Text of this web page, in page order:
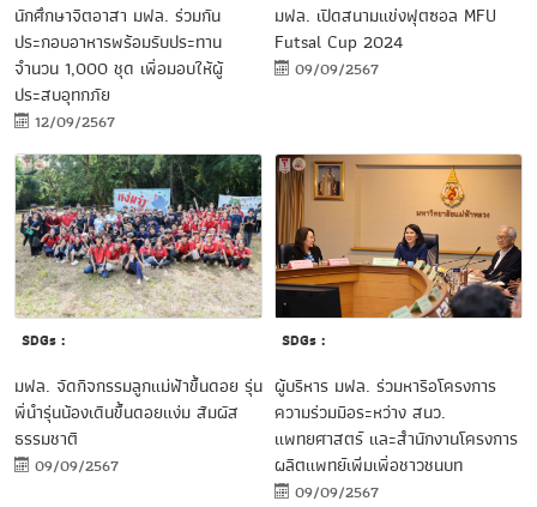
นักศึกษาจิตอาสา มฟล. ร่วมกัน
ประกอบอาหารพร้อมรับประทาน
จำนวน 1,000 ชุด เพื่อมอบให้ผู้
ประสบอุทกภัย
12/09/2567
มฟล. เปิดสนามแข่งฟุตซอล MFU
Futsal Cup 2024
09/09/2567
SDGs :
มฟล. จัดกิจกรรมลูกแม่ฟ้าขึ้นดอย รุ่น
พี่นำรุ่นน้องเดินขึ้นดอยแง่ม สัมผัส
ธรรมชาติ
09/09/2567
SDGs :
ผู้บริหาร มฟล. ร่วมหารือโครงการ
ความร่วมมือระหว่าง สนว.
แพทยศาสตร์ และสำนักงานโครงการ
ผลิตแพทย์เพิ่มเพื่อชาวชนบท
09/09/2567